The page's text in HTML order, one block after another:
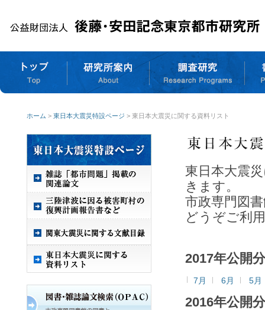
ホーム > 東日本大震災特設ページ > 東日本大震災に関する資料リスト
東日本大震
きます。
市政専門図
どうぞご利
2017年公開分
7月 6月 5月
2016年公開分